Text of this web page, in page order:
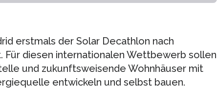
erstmals der Solar Decathlon nach
Für diesen internationalen Wettbewerb sollen
und zukunftsweisende Wohnhäuser mit
entwickeln und selbst bauen.